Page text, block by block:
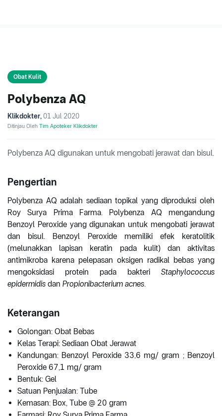
Obat Kulit
Polybenza AQ
Klikdokter, 01 Jul 2020
Ditinjau Oleh Tim Apoteker Klikdokter
Polybenza AQ digunakan untuk mengobati jerawat dan bisul.
Pengertian
Polybenza AQ adalah sediaan topikal yang diproduksi oleh
Roy Surya Prima Farma. Polybenza AQ mengandung
Benzoyl Peroxide yang digunakan untuk mengobati jerawat
dan bisul. Benzoyl Peroxide memiliki efek keratolitik
(melunakkan lapisan keratin pada kulit) dan aktivitas
antimikroba karena pelepasan oksigen radikal bebas yang
mengoksidasi protein pada bakteri Staphylococcus
epidermidis dan Propionibacterium acnes.
Keterangan
Golongan: Obat Bebas
Kelas Terapi: Sediaan Obat Jerawat
Kandungan: Benzoyl Peroxide 33,6 mg/ gram ; Benzoyl
Peroxide 67,1 mg/ gram
Bentuk: Gel
Satuan Penjualan: Tube
Kemasan: Box, Tube @ 20 gram